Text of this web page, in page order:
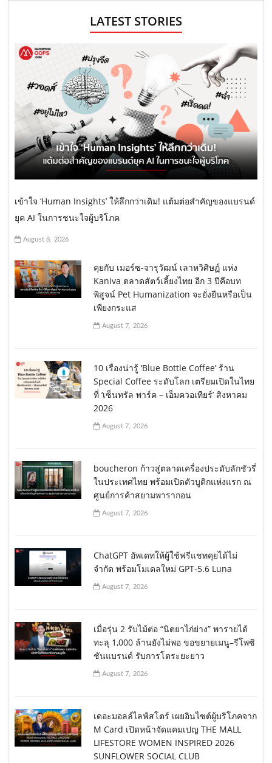
a
n
e
LATEST STORIES
เข้าใจ ‘Human Insights’ ให้ลึกกว่าเดิม! แต้มต่อสำคัญของแบรนด์
ยุค AI ในการชนะใจผู้บริโภค
August 8, 2026
คุยกับ เมอร์ซ-จารุวัฒน์ เลาหวิศิษฏ์ แห่ง
Kaniva ตลาดสัตว์เลี้ยงไทย อีก 3 ปีคือบท
พิสูจน์ Pet Humanization จะยั่งยืนหรือเป็น
เพียงกระแส
August 7, 2026
10 เรื่องน่ารู้ ‘Blue Bottle Coffee’ ร้าน
Special Coffee ระดับโลก เตรียมเปิดในไทย
ที่ ‘เซ็นทรัล พาร์ค – เอ็มควอเทียร์’ สิงหาคม
2026
August 7, 2026
boucheron ก้าวสู่ตลาดเครื่องประดับลักชัวรี่
ในประเทศไทย พร้อมเปิดตัวบูติกแห่งแรก ณ
ศูนย์การค้าสยามพารากอน
August 7, 2026
ChatGPT อัพเดทให้ผู้ใช้ฟรีแชทคุยได้ไม่
จำกัด พร้อมโมเดลใหม่ GPT-5.6 Luna
August 7, 2026
เมื่อรุ่น 2 รับไม้ต่อ “นิตยาไก่ย่าง” พารายได้
ทะลุ 1,000 ล้านยังไม่พอ ขอขยายเมนู–รีโพซิ
ชันแบรนด์ รับการโตระยะยาว
August 7, 2026
เดอะมอลล์ไลฟ์สโตร์ เผยอินไซต์ผู้บริโภคจาก
M Card เปิดหน้าจัดแคมเปญ THE MALL
LIFESTORE WOMEN INSPIRED 2026
SUNFLOWER SOCIAL CLUB